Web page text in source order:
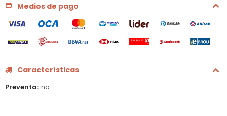
Medios de pago
Características
Preventa no